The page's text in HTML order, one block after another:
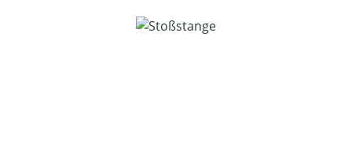
Bildergalerie überspringen